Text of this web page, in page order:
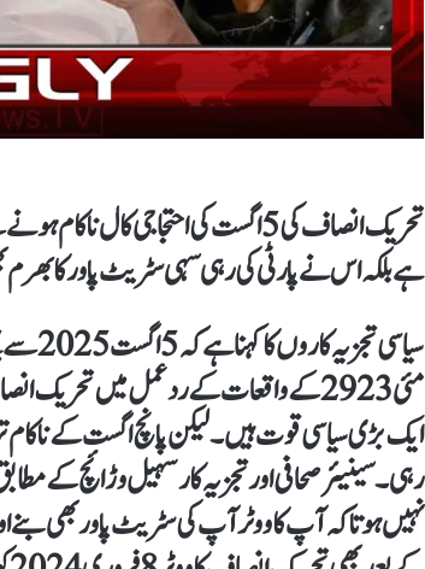
تحریک انصاف کی 5 اگست کی احتجاجی
ہے بلکہ اس نے پارٹی کی رہی سہی سٹریٹ پاور کا
مئی 2923 کے واقعات کے ردعمل میں
ایک بڑی سیاسی قوت ہیں۔ لیکن پانچ اگست کے
رہی۔ سینیئر صحافی اور تجزیہ کار سہیل وڑائچ کے